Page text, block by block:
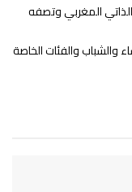
المغربي وتصفه
والشباب والفئات الخاصة